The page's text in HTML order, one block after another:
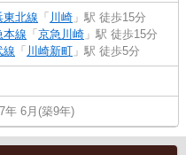
東北線 「 川崎 」駅 徒歩15分
本線 「 京急川崎 」駅 徒歩15分
線 「 川崎新町 」駅 徒歩5分
年 6月(築9年)